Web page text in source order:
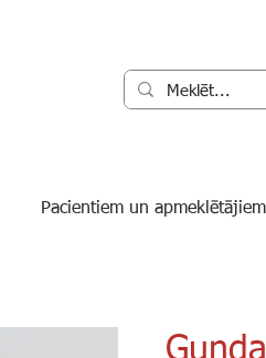
Pacientiem un apmeklētājiem